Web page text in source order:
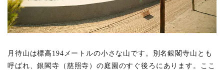
月待山は標高194メートルの小さな山です。別名銀閣寺山とも
呼ばれ、銀閣寺（慈照寺）の庭園のすぐ後ろにあります。ここ